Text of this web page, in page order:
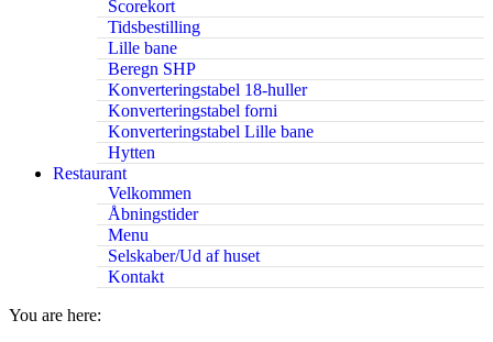
Scorekort
Tidsbestilling
Lille bane
Beregn SHP
Konverteringstabel 18-huller
Konverteringstabel forni
Konverteringstabel Lille bane
Hytten
Restaurant
Velkommen
Åbningstider
Menu
Selskaber/Ud af huset
Kontakt
You are here: